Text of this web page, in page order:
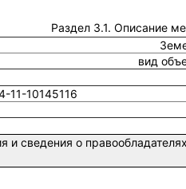
Раздел 3.1. Описание
вид
11-10145116
и сведения о